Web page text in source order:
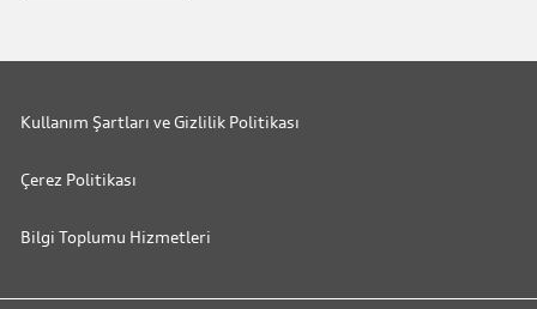
Kullanım Şartları ve Gizlilik Politikası
Çerez Politikası
Bilgi Toplumu Hizmetleri